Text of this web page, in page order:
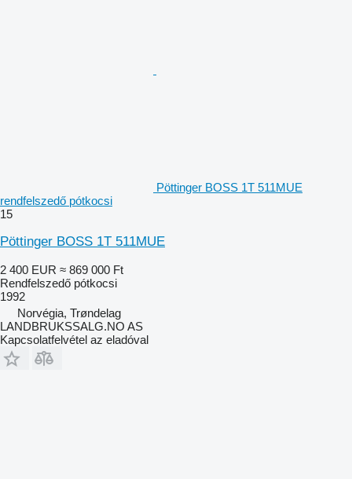
Pöttinger BOSS 1T 511MUE
rendfelszedő pótkocsi
15
Pöttinger BOSS 1T 511MUE
2 400 EUR ≈ 869 000 Ft
Rendfelszedő pótkocsi
1992
Norvégia, Trøndelag
LANDBRUKSSALG.NO AS
Kapcsolatfelvétel az eladóval